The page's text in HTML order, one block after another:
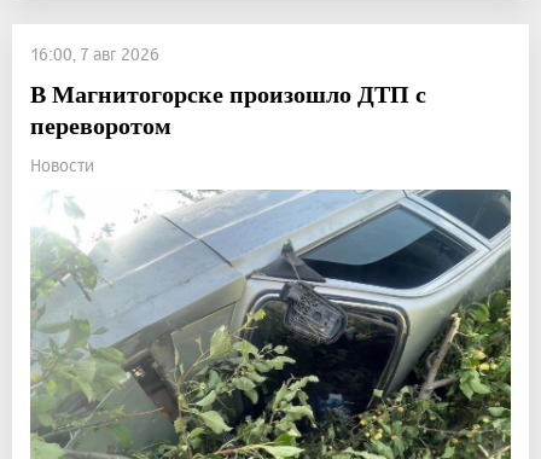
16:00, 7 авг 2026
В Магнитогорске произошло ДТП с
переворотом
Новости